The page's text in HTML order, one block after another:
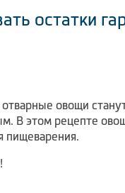
остатки
овощи
В этом рецепте
пищеварения.